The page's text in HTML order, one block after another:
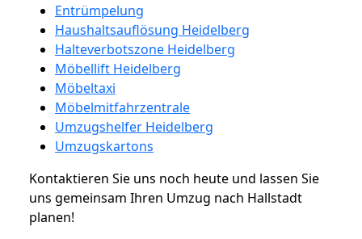
Entrümpelung
Haushaltsauflösung Heidelberg
Halteverbotszone Heidelberg
Möbellift Heidelberg
Möbeltaxi
Möbelmitfahrzentrale
Umzugshelfer Heidelberg
Umzugskartons
Kontaktieren Sie uns noch heute und lassen Sie
uns gemeinsam Ihren Umzug nach Hallstadt
planen!